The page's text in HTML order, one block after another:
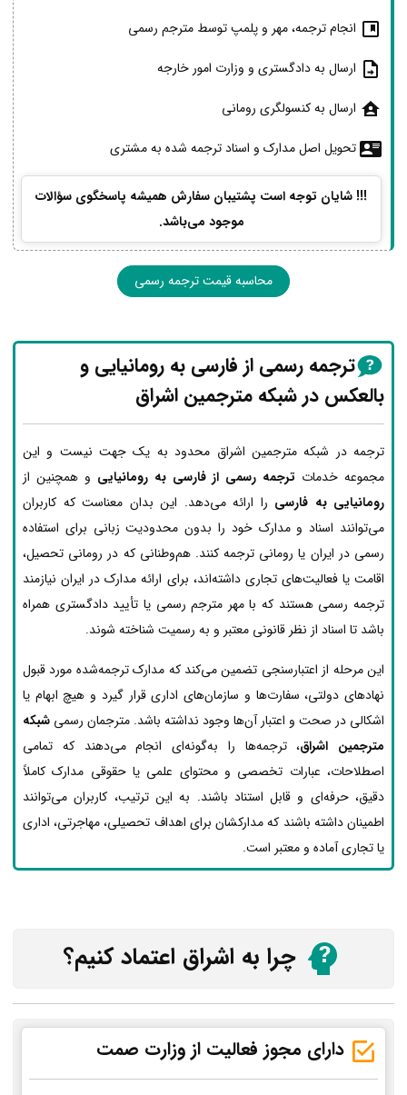
انجام ترجمه، مهر و پلمپ توسط مترجم رسمی
ارسال به دادگستری و وزارت امور خارجه
ارسال به کنسولگری رومانی
تحویل اصل مدارک و اسناد ترجمه شده به مشتری
!!! شایان توجه است پشتیبان سفارش همیشه پاسخگوی سؤالات
موجود می‌باشد.
محاسبه قیمت ترجمه رسمی
ترجمه رسمی از فارسی به رومانیایی و
بالعکس در شبکه مترجمین اشراق
ترجمه در شبکه مترجمین اشراق محدود به یک جهت نیست و این
مجموعه خدمات ترجمه رسمی از فارسی به رومانیایی و همچنین از
رومانیایی به فارسی را ارائه می‌دهد. این بدان معناست که کاربران
می‌توانند اسناد و مدارک خود را بدون محدودیت زبانی برای استفاده
رسمی در ایران یا رومانی ترجمه کنند. هم‌وطنانی که در رومانی تحصیل،
اقامت یا فعالیت‌های تجاری داشته‌اند، برای ارائه مدارک در ایران نیازمند
ترجمه رسمی هستند که با مهر مترجم رسمی یا تأیید دادگستری همراه
باشد تا اسناد از نظر قانونی معتبر و به رسمیت شناخته شوند.
این مرحله از اعتبارسنجی تضمین می‌کند که مدارک ترجمه‌شده مورد قبول
نهادهای دولتی، سفارت‌ها و سازمان‌های اداری قرار گیرد و هیچ ابهام یا
اشکالی در صحت و اعتبار آن‌ها وجود نداشته باشد. مترجمان رسمی شبکه
مترجمین اشراق، ترجمه‌ها را به‌گونه‌ای انجام می‌دهند که تمامی
اصطلاحات، عبارات تخصصی و محتوای علمی یا حقوقی مدارک کاملاً
دقیق، حرفه‌ای و قابل استناد باشند. به این ترتیب، کاربران می‌توانند
اطمینان داشته باشند که مدارکشان برای اهداف تحصیلی، مهاجرتی، اداری
یا تجاری آماده و معتبر است.
چرا به اشراق اعتماد کنیم؟
دارای مجوز فعالیت از وزارت صمت